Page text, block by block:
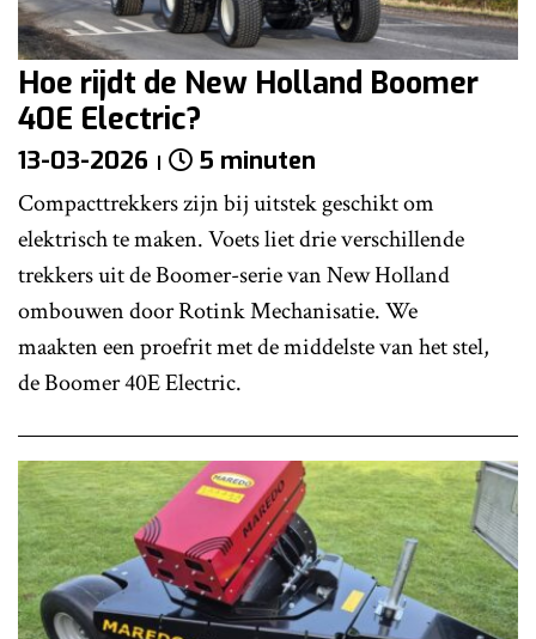
Hoe rijdt de New Holland Boomer
40E Electric?
13-03-2026 5 minuten
Compacttrekkers zijn bij uitstek geschikt om
elektrisch te maken. Voets liet drie verschillende
trekkers uit de Boomer-serie van New Holland
ombouwen door Rotink Mechanisatie. We
maakten een proefrit met de middelste van het stel,
de Boomer 40E Electric.